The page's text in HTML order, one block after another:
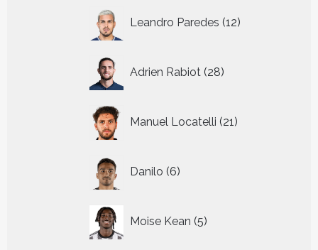
Leandro Paredes 12
producten
Adrien Rabiot 28
producten
Manuel Locatelli 21
producten
Danilo 6
producten
Moise Kean 5
producten